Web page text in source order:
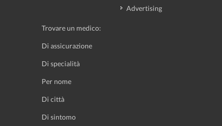
Advertising
Trovare un medico:
Di assicurazione
Di specialità
Per nome
Di città
Di sintomo